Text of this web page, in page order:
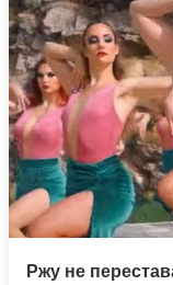
Ржу не